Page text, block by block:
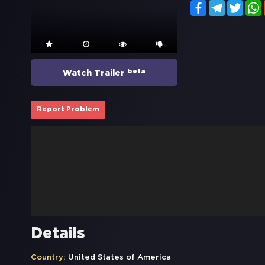
Watch Trailer beta
FacebookTelegram
Report Problem
Details
Country: United States of America